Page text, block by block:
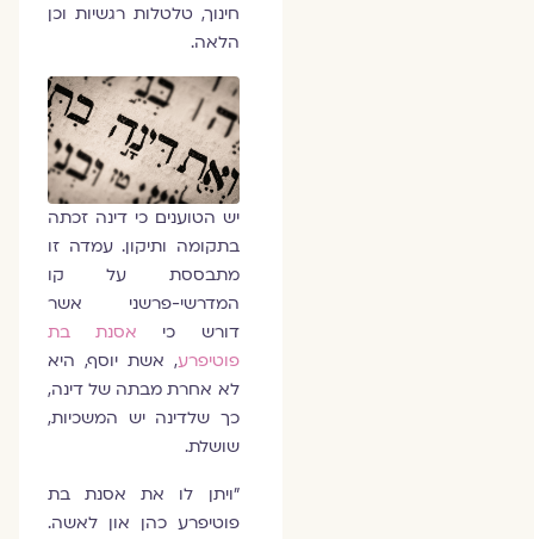
חינוך, טלטלות רגשיות וכן
הלאה.
יש הטוענים כי דינה זכתה
בתקומה ותיקון. עמדה זו
מתבססת על קו
המדרשי-פרשני אשר
דורש כי
אסנת בת
פוטיפרע, אשת יוסף, היא
לא אחרת מבתה של דינה,
כך שלדינה יש המשכיות,
שושלת.
"ויתן לו את אסנת בת
פוטיפרע כהן און לאשה.